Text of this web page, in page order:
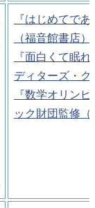
『はじめてで
（福音館書店）
『面白くて眠
ディターズ・グ
『数学オリン
ック財団監修